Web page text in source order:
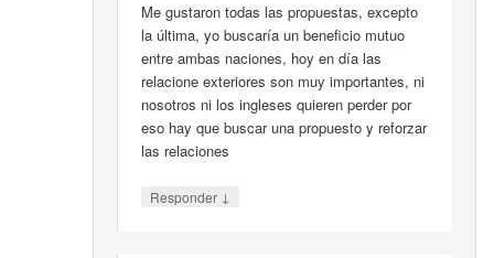
Me gustaron todas las propuestas, excepto
la última, yo buscaría un beneficio mutuo
entre ambas naciones, hoy en día las
relacione exteriores son muy importantes, ni
nosotros ni los ingleses quieren perder por
eso hay que buscar una propuesto y reforzar
las relaciones
Responder ↓